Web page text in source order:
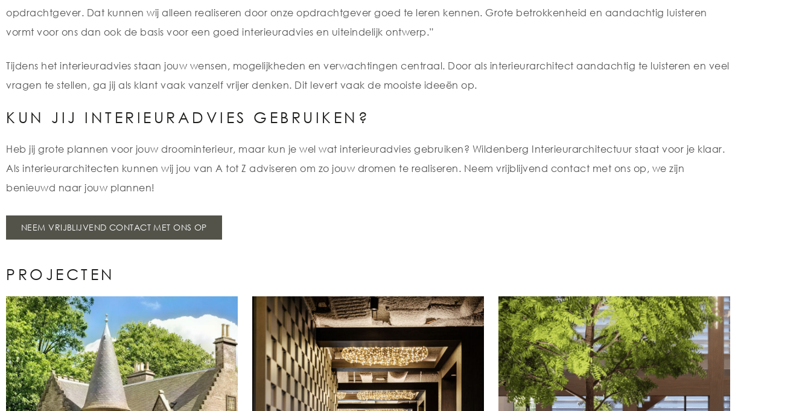
opdrachtgever. Dat kunnen wij alleen realiseren door onze opdrachtgever goed te leren kennen. Grote betrokkenheid en aandachtig luisteren
vormt voor ons dan ook de basis voor een goed interieuradvies en uiteindelijk ontwerp.”
Tijdens het interieuradvies staan jouw wensen, mogelijkheden en verwachtingen centraal. Door als interieurarchitect aandachtig te luisteren en veel
vragen te stellen, ga jij als klant vaak vanzelf vrijer denken. Dit levert vaak de mooiste ideeën op.
KUN JIJ INTERIEURADVIES GEBRUIKEN?
Heb jij grote plannen voor jouw droominterieur, maar kun je wel wat interieuradvies gebruiken? Wildenberg Interieurarchitectuur staat voor je klaar.
Als interieurarchitecten kunnen wij jou van A tot Z adviseren om zo jouw dromen te realiseren. Neem vrijblijvend contact met ons op, we zijn
benieuwd naar jouw plannen!
NEEM VRIJBLIJVEND CONTACT MET ONS OP
PROJECTEN